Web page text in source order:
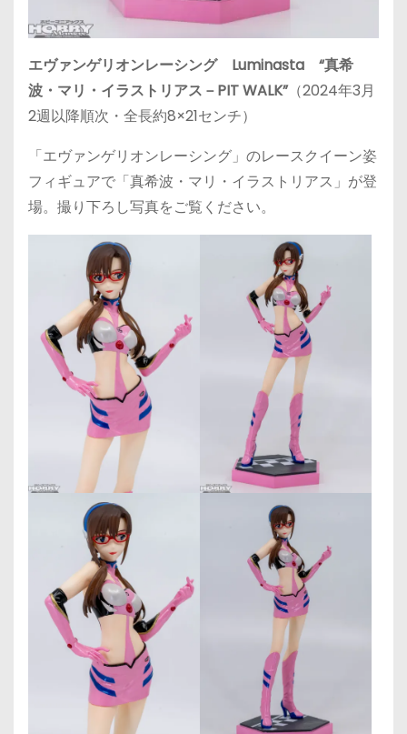
エヴァンゲリオンレーシング Luminasta “真希
波・マリ・イラストリアス－PIT WALK”（2024年3月
2週以降順次・全長約8×21センチ）
「エヴァンゲリオンレーシング」のレースクイーン姿
フィギュアで「真希波・マリ・イラストリアス」が登
場。撮り下ろし写真をご覧ください。